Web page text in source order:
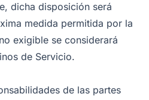
dicha disposición será
medida permitida por la
exigible se considerará
de Servicio.
de las partes